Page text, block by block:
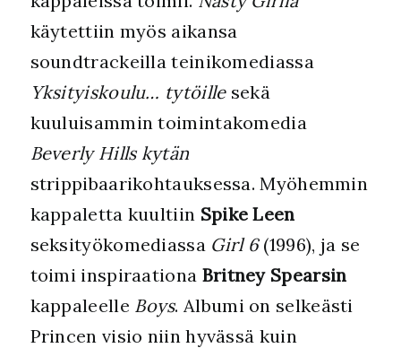
käytettiin myös aikansa
soundtrackeilla teinikomediassa
Yksityiskoulu… tytöillesekä
kuuluisammin toimintakomedia
Beverly Hills kytän
strippibaarikohtauksessa. Myöhemmin
kappaletta kuultiin Spike Leen
seksityökomediassa Girl 6(1996), ja se
toimi inspiraationa Britney Spearsin
kappaleelle Boys. Albumi on selkeästi
Princen visio niin hyvässä kuin